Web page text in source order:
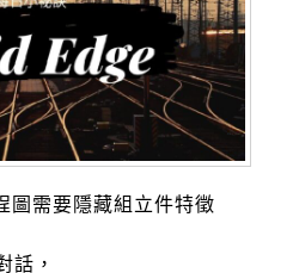
圖需要隱藏組立件特徵
話，